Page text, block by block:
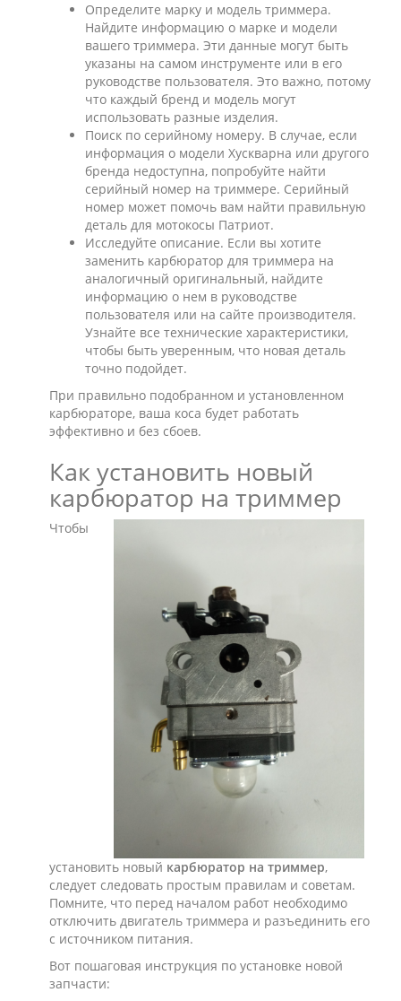
Определите марку и модель триммера.
Найдите информацию о марке и модели
вашего триммера. Эти данные могут быть
указаны на самом инструменте или в его
руководстве пользователя. Это важно, потому
что каждый бренд и модель могут
использовать разные изделия.
Поиск по серийному номеру. В случае, если
информация о модели Хускварна или другого
бренда недоступна, попробуйте найти
серийный номер на триммере. Серийный
номер может помочь вам найти правильную
деталь для мотокосы Патриот.
Исследуйте описание. Если вы хотите
заменить карбюратор для триммера на
аналогичный оригинальный, найдите
информацию о нем в руководстве
пользователя или на сайте производителя.
Узнайте все технические характеристики,
чтобы быть уверенным, что новая деталь
точно подойдет.
При правильно подобранном и установленном
карбюраторе, ваша коса будет работать
эффективно и без сбоев.
Как установить новый
карбюратор на триммер
Чтобы
установить новый карбюратор на триммер,
следует следовать простым правилам и советам.
Помните, что перед началом работ необходимо
отключить двигатель триммера и разъединить его
с источником питания.
Вот пошаговая инструкция по установке новой
запчасти: